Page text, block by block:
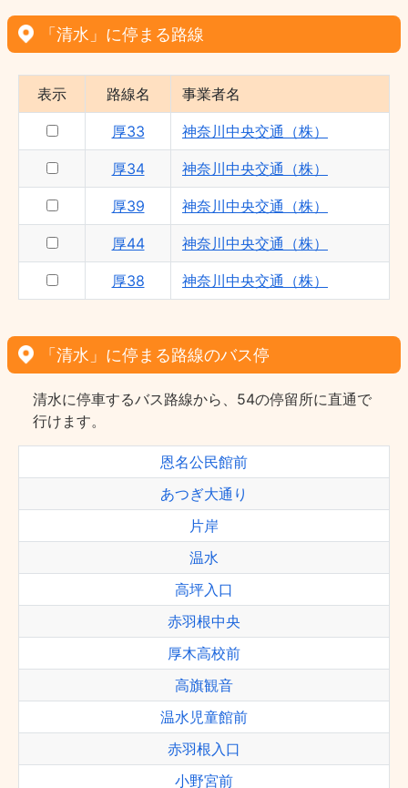
「清水」に停まる路線
表示 路線名 事業者名
厚33 神奈川中央交通（株）
厚34 神奈川中央交通（株）
厚39 神奈川中央交通（株）
厚44 神奈川中央交通（株）
厚38 神奈川中央交通（株）
「清水」に停まる路線のバス停
清水に停車するバス路線から、54の停留所に直通で
行けます。
恩名公民館前
あつぎ大通り
片岸
温水
高坪入口
赤羽根中央
厚木高校前
高旗観音
温水児童館前
赤羽根入口
小野宮前